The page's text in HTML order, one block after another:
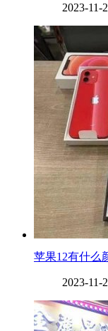
2023-11-
苹果12有什么
2023-11-